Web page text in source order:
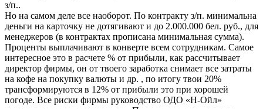
з/п..
Но на самом деле все наоборот. По контракту з/п. минимальна
деньги на карточку не дотягивают и до 2.000.000 бел. руб., для
менеджеров (в контрактах прописана минимальная сумма).
Проценты выплачивают в конверте всем сотрудникам. Самое
интересное это в расчете % от прибыли, как рассчитывает
директор фирмы, он от твоего заработка снимает все затраты
на кофе на покупку валюты и др. , по итогу твои 20%
трансформируются в 12% от прибыли это при хорошей
погоде. Все риски фирмы руководство ОДО «Н-Ойл»